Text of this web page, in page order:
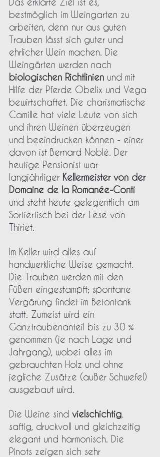
bestmöglich im Weingarten zu
arbeiten, denn nur aus guten
Trauben lässt sich guter und
ehrlicher Wein machen. Die
Weingärten werden nach
biologischen Richtlinien und mit
Hilfe der Pferde Obelix und Vega
bewirtschaftet. Die charismatische
Camille hat viele Leute von sich
und ihren Weinen überzeugen
und beeindrucken können - einer
davon ist Bernard Noblé. Der
heutige Pensionist war
langjährliger Kellermeister von der
Domaine de la Romanée-Conti
und steht heute gelegentlich am
Sortiertisch bei der Lese von
Thiriet.
Im Keller wird alles auf
handwerkliche Weise gemacht.
Die Trauben werden mit den
Füßen eingestampft; spontane
Vergärung findet im Betontank
statt. Zumeist wird ein
Ganztraubenanteil bis zu 30 %
genommen (je nach Lage und
Jahrgang), wobei alles im
gebrauchten Holz und ohne
jegliche Zusätze (außer Schwefel)
ausgebaut wird.
Die Weine sind vielschichtig
saftig, druckvoll und gleichzeitig
elegant und harmonisch. Die
Pinots zeigen sich sehr